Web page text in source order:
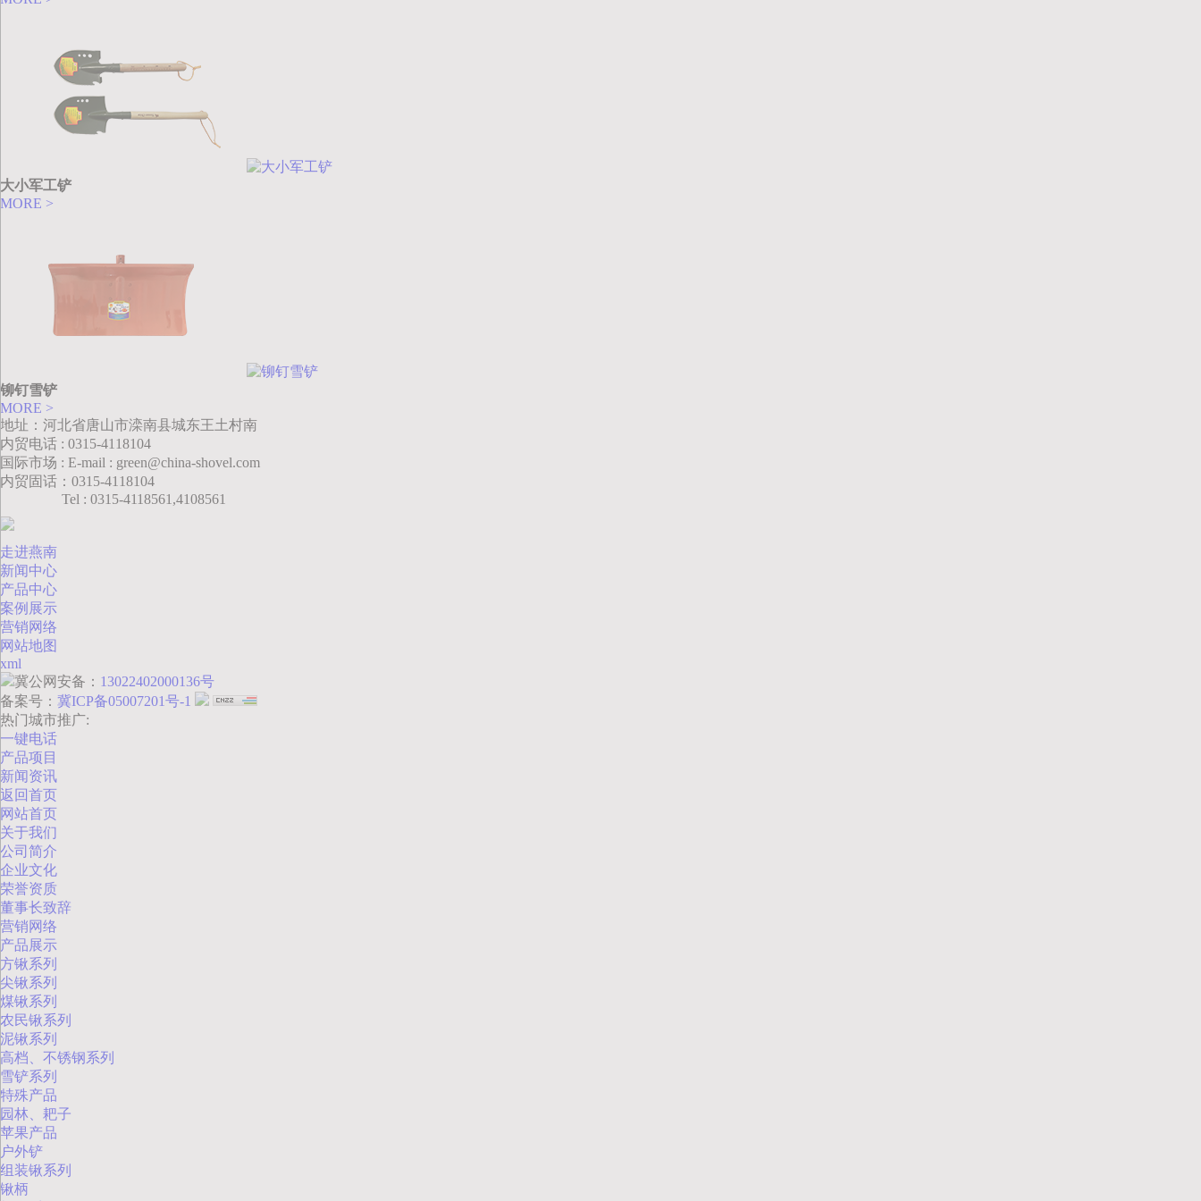
大小军工铲
MORE >
铆钉雪铲
MORE >
地址：河北省唐山市滦南县城东王土村南
内贸电话 : 0315-4118104
国际市场 : E-mail : green@china-shovel.com
内贸固话：0315-4118104
Tel : 0315-4118561,4108561
走进燕南
新闻中心
产品中心
案例展示
营销网络
网站地图
xml
冀公网安备： 13022402000136号
备案号： 冀ICP备05007201号-1
热门城市推广:
一键电话
产品项目
新闻资讯
返回首页
网站首页
关于我们
公司简介
企业文化
荣誉资质
董事长致辞
营销网络
产品展示
方锹系列
尖锹系列
煤锹系列
农民锹系列
泥锹系列
高档、不锈钢系列
雪铲系列
特殊产品
园林、耙子
苹果产品
户外铲
组装锹系列
锹柄